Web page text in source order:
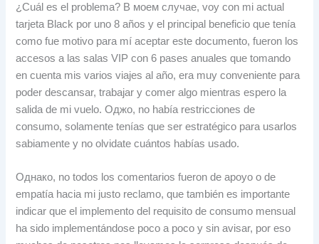
¿Cuál es el problema? В моем случае,voy con mi actual
tarjeta Black por uno 8años y el principal beneficio que tenía
como fue motivo para mí aceptar este documento,fueron los
accesos a las salas VIP con 6 pases anuales que tomando
en cuenta mis varios viajes al año,era muy conveniente para
poder descansar,trabajar y comer algo mientras espero la
salida de mi vuelo. Оджо, no había restricciones de
consumo,solamente tenías que ser estratégico para usarlos
sabiamente y no olvidate cuántos habías usado.
Однако, no todos los comentarios fueron de apoyo o de
empatía hacia mi justo reclamo,que también es importante
indicar que el implemento del requisito de consumo mensual
ha sido implementándose poco a poco y sin avisar, por eso